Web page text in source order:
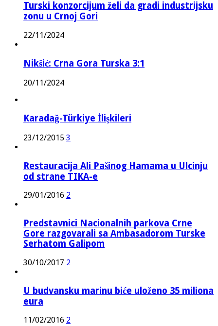
Turski konzorcijum želi da gradi industrijsku
zonu u Crnoj Gori
22/11/2024
Nikšić: Crna Gora Turska 3:1
20/11/2024
Karadağ-Türkiye İlişkileri
23/12/2015 3
Restauracija Ali Pašinog Hamama u Ulcinju
od strane TIKA-e
29/01/2016 2
Predstavnici Nacionalnih parkova Crne
Gore razgovarali sa Ambasadorom Turske
Serhatom Galipom
30/10/2017 2
U budvansku marinu biće uloženo 35 miliona
eura
11/02/2016 2